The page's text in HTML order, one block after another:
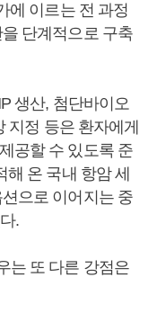
에 이르는 전 과정
단계적으로 구축
생산, 첨단바이오
지정 등은 환자에게
공할 수 있도록 준
해 온 국내 항암 세
으로 이어지는 중
.
는 또 다른 강점은